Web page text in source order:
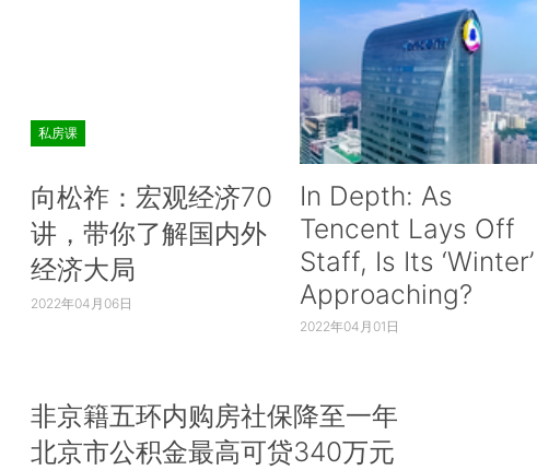
私房课
向松祚：宏观经济70
讲，带你了解国内外
经济大局
2022年04月06日
In Depth: As
Tencent Lays Off
Staff, Is Its ‘Winter’
Approaching?
2022年04月01日
非京籍五环内购房社保降至一年
北京市公积金最高可贷340万元